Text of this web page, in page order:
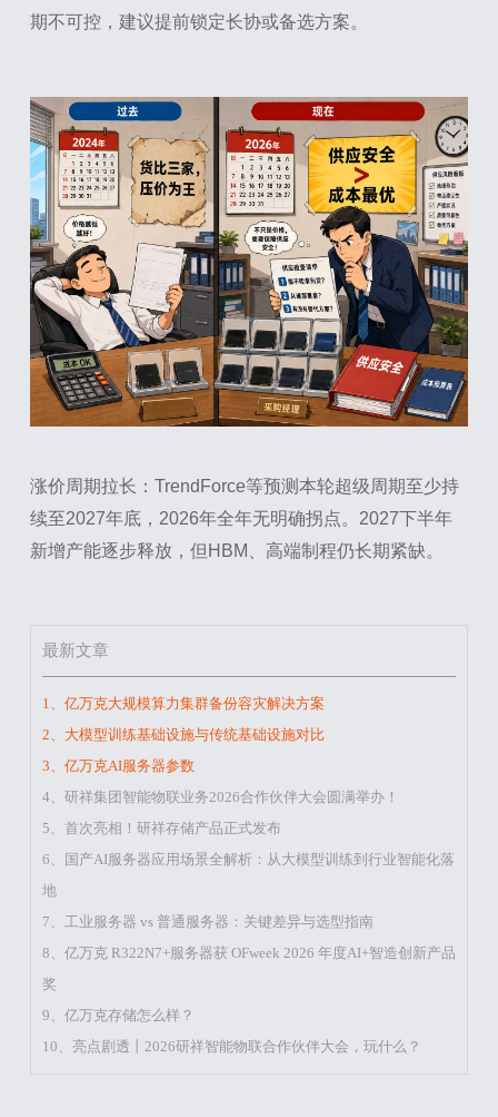
期不可控，建议提前锁定长协或备选方案。
涨价周期拉长：TrendForce等预测本轮超级周期至少持
续至2027年底，2026年全年无明确拐点。2027下半年
新增产能逐步释放，但HBM、高端制程仍长期紧缺。
最新文章
1、亿万克大规模算力集群备份容灾解决方案
2、大模型训练基础设施与传统基础设施对比
3、亿万克AI服务器参数
4、研祥集团智能物联业务2026合作伙伴大会圆满举办！
5、首次亮相！研祥存储产品正式发布
6、国产AI服务器应用场景全解析：从大模型训练到行业智能化落
地
7、工业服务器 vs 普通服务器：关键差异与选型指南
8、亿万克 R322N7+服务器获 OFweek 2026 年度AI+智造创新产品
奖
9、亿万克存储怎么样？
10、亮点剧透丨2026研祥智能物联合作伙伴大会，玩什么？